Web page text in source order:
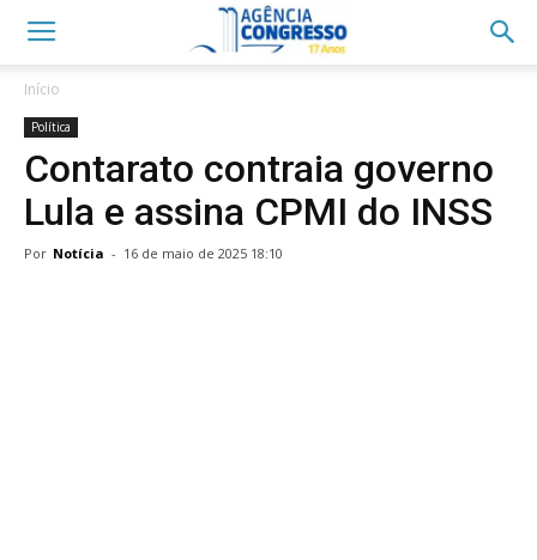
Início
Política
Contarato contraia governo
Lula e assina CPMI do INSS
Por Notícia - 16 de maio de 2025 18:10